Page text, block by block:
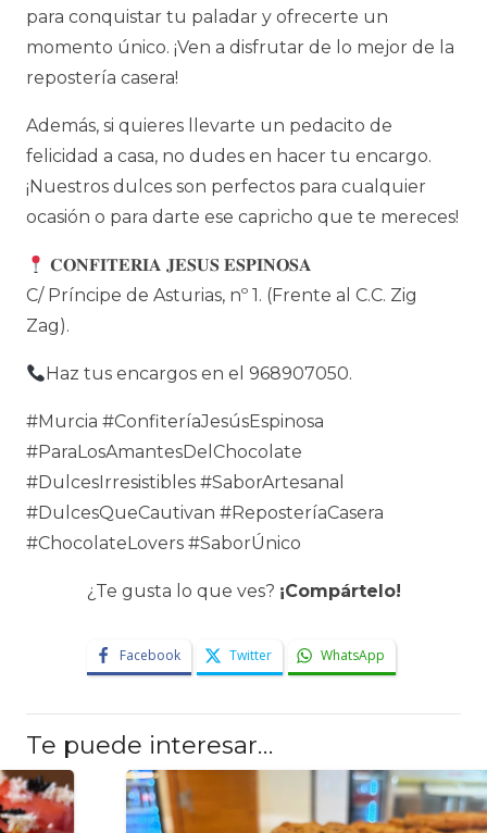
para conquistar tu paladar y ofrecerte un
momento único. ¡Ven a disfrutar de lo mejor de la
repostería casera!
Además, si quieres llevarte un pedacito de
felicidad a casa, no dudes en hacer tu encargo.
¡Nuestros dulces son perfectos para cualquier
ocasión o para darte ese capricho que te mereces!
𝐂𝐎𝐍𝐅𝐈𝐓𝐄𝐑𝐈𝐀 𝐉𝐄𝐒𝐔𝐒 𝐄𝐒𝐏𝐈𝐍𝐎𝐒𝐀
C/ Príncipe de Asturias, nº 1. (Frente al C.C. Zig
Zag).
Haz tus encargos en el 968907050.
#Murcia #ConfiteríaJesúsEspinosa
#ParaLosAmantesDelChocolate
#DulcesIrresistibles #SaborArtesanal
#DulcesQueCautivan #ReposteríaCasera
#ChocolateLovers #SaborÚnico
¿Te gusta lo que ves? ¡Compártelo!
Facebook Twitter WhatsApp
Te puede interesar…